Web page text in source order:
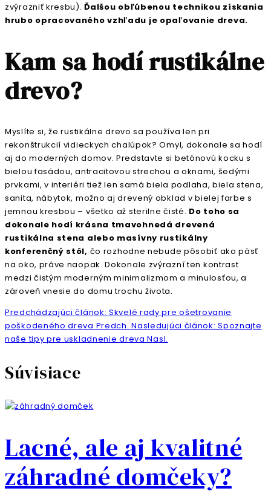
zvýrazniť kresbu).Ďalšou obľúbenou technikou získania
hrubo opracovaného vzhľadu je opaľovanie dreva.
Kam sa hodí rustikálne
drevo?
Myslíte si, že rustikálne drevo sa používa len pri
rekonštrukcií vidieckych chalúpok? Omyl, dokonale sa hodí
aj do moderných domov. Predstavte si betónovú kocku s
bielou fasádou, antracitovou strechou a oknami, šedými
prvkami, v interiéri tiež len samá biela podlaha, biela stena,
sanita, nábytok, možno aj drevený obklad v bielej farbe s
jemnou kresbou – všetko až sterilne čisté. Do toho sa
dokonale hodí krásna tmavohnedá drevená
rustikálna stena alebo masívny rustikálny
konferenčný stôl, čo rozhodne nebude pôsobiť ako päsť
na oko, práve naopak. Dokonale zvýrazní ten kontrast
medzi čistým moderným minimalizmom a minulosťou, a
zároveň vnesie do domu trochu života.
Predchádzajúci článok: Skvelé rady pre ošetrovanie
poškodeného dreva Predch. Nasledujúci článok: Spoznajte
naše tipy pre uskladnenie drevaNasl.
Súvisiace
Lacné, ale aj kvalitné
záhradné domčeky?